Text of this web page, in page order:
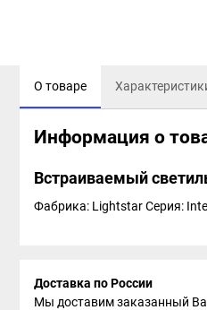
О товаре
Информация о
Встраиваемый
Фабрика: LightstarСерия:
Доставка по России
Мы доставим заказанный